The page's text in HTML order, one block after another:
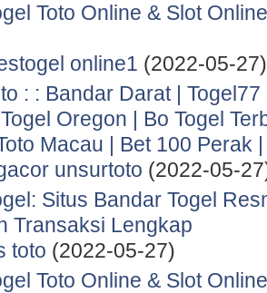
Toto Online & Slot
online1 (2022-05-27)
: : Bandar Darat |
Oregon | Bo Togel
Macau | Bet 100 Perak
unsurtoto (2022-05-
Situs Bandar Togel
Transaksi Lengkap
toto (2022-05-27)
Toto Online & Slot